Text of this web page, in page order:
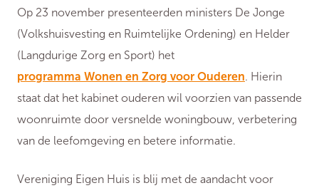
Op 23 november presenteerden ministers De Jonge
(Volkshuisvesting en Ruimtelijke Ordening) en Helder
(Langdurige Zorg en Sport) het
programma Wonen en Zorg voor Ouderen. Hierin
staat dat het kabinet ouderen wil voorzien van passende
woonruimte door versnelde woningbouw, verbetering
van de leefomgeving en betere informatie.
Vereniging Eigen Huis is blij met de aandacht voor